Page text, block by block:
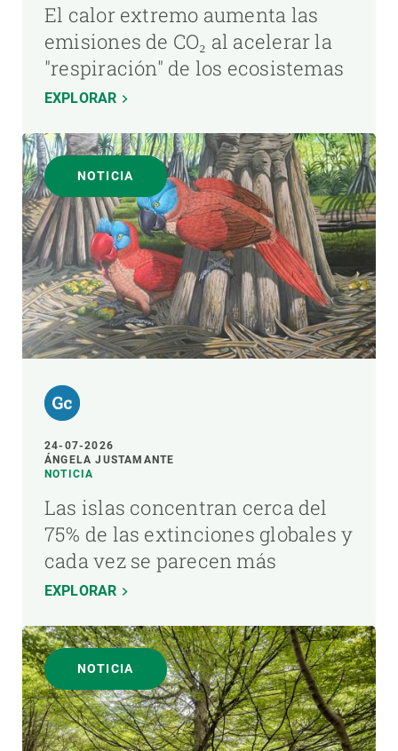
El calor extremo aumenta las
emisiones de CO₂ al acelerar la
"respiración" de los ecosistemas
EXPLORAR
NOTICIA
24-07-2026
ÁNGELA JUSTAMANTE
NOTICIA
Las islas concentran cerca del
75% de las extinciones globales y
cada vez se parecen más
EXPLORAR
NOTICIA